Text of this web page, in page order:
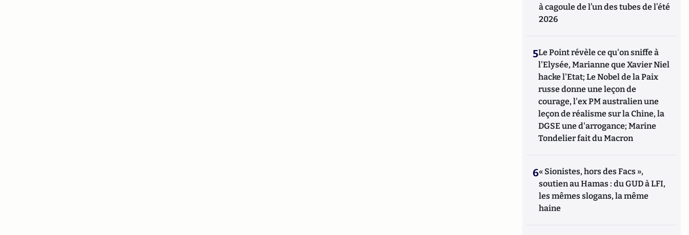
à cagoule de l’un des tubes de l’été
2026
5Le Point révèle ce qu'on sniffe à
l'Elysée, Marianne que Xavier Niel
hacke l'Etat; Le Nobel de la Paix
russe donne une leçon de
courage, l'ex PM australien une
leçon de réalisme sur la Chine, la
DGSE une d'arrogance; Marine
Tondelier fait du Macron
6« Sionistes, hors des Facs »,
soutien au Hamas : du GUD à LFI,
les mêmes slogans, la même
haine